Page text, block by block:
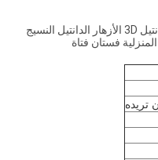
رمادي 100٪ نايلون رمش الإسكالوب الدانتيل 3D الأزهار الدانتيل النسيج
فستان فتاة